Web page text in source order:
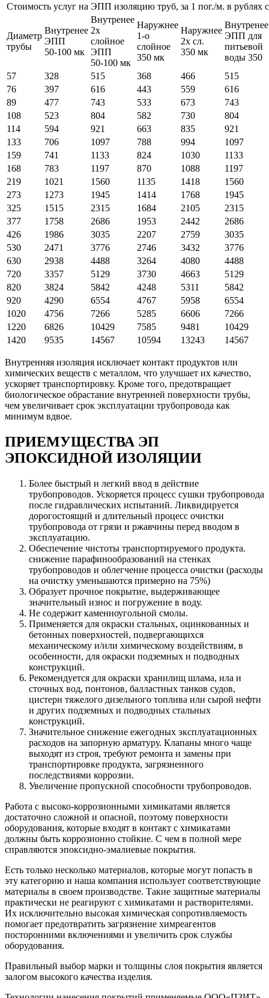
Стоимость услуг на ЭПП изоляцию труб, за 1 пог./м. в рублях
Диаметр
трубы
Внутренее
ЭПП
50-100 мк
Внутренее
2х
слойное
ЭПП
50-100 мк
Наружнее
1-о
слойное
350 мк
Наружнее
2х сл.
350 мк
Внутренее
ЭПП для
питьевой
воды 350
57
328 515 368 466
515
76
397 616 443 559
616
89
477 743 533 673
743
108
523 804 582 730
804
114
594 921 663 835
921
133
706 1097 788 994
1097
159
741 1133 824 1030
1133
168
783 1197 870 1088
1197
219
1021 1560 1135 1418
1560
273
1273 1945 1414 1768
1945
325
1515 2315 1684 2105
2315
377
1758 2686 1953 2442
2686
426
1986 3035 2207 2759
3035
530
2471 3776 2746 3432
3776
630
2938 4488 3264 4080
4488
720
3357 5129 3730 4663
5129
820
3824 5842 4248 5311
5842
920
4290 6554 4767 5958
6554
1020
4756 7266 5285 6606
7266
1220
6826 10429 7585 9481
10429
1420
9535 14567 10594 13243 14567
Внутренняя изоляция исключает контакт продуктов или
химических веществ с металлом, что улучшает их качество,
ускоряет транспортировку. Кроме того, предотвращает
биологическое обрастание внутренней поверхности трубы,
чем увеличивает срок эксплуатации трубопровода как
минимум вдвое.
ПРИЕМУЩЕСТВА ЭП
ЭПОКСИДНОЙ ИЗОЛЯЦИИ
Более быстрый и легкий ввод в действие
трубопроводов. Ускоряется процесс сушки трубопровода
после гидравлических испытаний. Ликвидируется
дорогостоящий и длительный процесс очистки
трубопровода от грязи и ржавчины перед вводом в
эксплуатацию.
Обеспечение чистоты транспортируемого продукта.
снижение парафинообразований на стенках
трубопроводов и облегчение процесса очистки (расходы
на очистку уменьшаются примерно на 75%)
Образует прочное покрытие, выдерживающее
значительный износ и погружение в воду.
Не содержит каменноугольной смолы.
Применяется для окраски стальных, оцинкованных и
бетонных поверхностей, подвергающихся
механическому и/или химическому воздействиям, в
особенности, для окраски подземных и подводных
конструкций.
Рекомендуется для окраски хранилищ шлама, ила и
сточных вод, понтонов, балластных танков судов,
цистерн тяжелого дизельного топлива или сырой нефти
и других подземных и подводных стальных
конструкций.
Значительное снижение ежегодных эксплуатационных
расходов на запорную арматуру. Клапаны много чаще
выходят из строя, требуют ремонта и замены при
транспортировке продукта, загрязненного
последствиями коррозии.
Увеличение пропускной способности трубопроводов.
Работа с высоко-коррозионными химикатами является
достаточно сложной и опасной, поэтому поверхности
оборудования, которые входят в контакт с химикатами
должны быть коррозионно стойкие. С чем в полной мере
справляются эпоксидно-эмалиевые покрытия.
Есть только несколько материалов, которые могут попасть в
эту категорию и наша компания использует соответствующие
материалы в своем производстве. Такие защитные материалы
практически не реагируют с химикатами и растворителями.
Их исключительно высокая химическая сопротивляемость
помогает предотвратить загрязнение химреагентов
посторонними включениями и увеличить срок службы
оборудования.
Правильный выбор марки и толщины слоя покрытия является
залогом высокого качества изделия.